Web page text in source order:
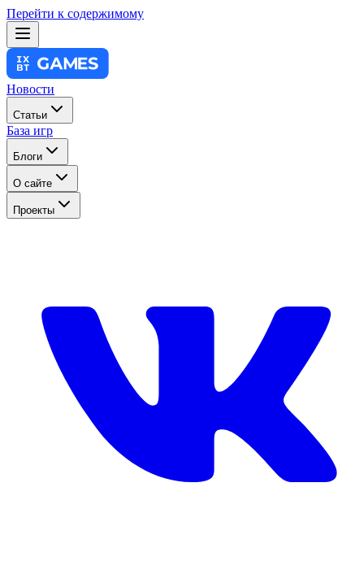
Перейти к содержимому
Новости
Статьи
База игр
Блоги
О сайте
Проекты